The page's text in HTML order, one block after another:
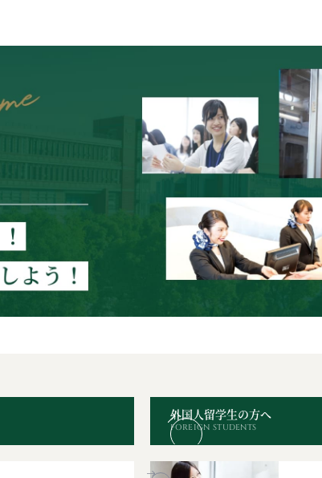
外国人留学生の方へ
FOREIGN STUDENTS